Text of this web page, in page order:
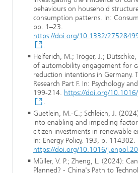
behaviours on household
consumption patterns. In:
pp. 1–23.
https://doi.org/10.1332/
.
Helferich, M.; Tröger, J.;
of automobility engagement for
reduction intentions in Germany.
Research Part F. In: Psychology
199-214. https://doi.org/
.
Guetlein, M.-C.; Schleich, J.
into enabling and impeding
citizen investments in renewable
In: Energy Policy, 193, p. 114302.
https://doi.org/10.1016/
Müller, V. P.; Zheng, L. (2024):
Planned? - China's Path to